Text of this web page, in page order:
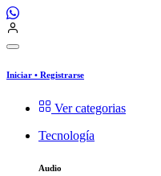
Iniciar • Registrarse
Ver categorias
Tecnología
Audio